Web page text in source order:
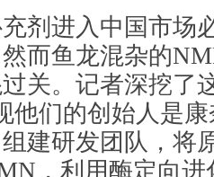
剂进入中国市场
而鱼龙混杂的
关。记者深挖了
他们的创始人是
建研发团队，将
，利用酶定向